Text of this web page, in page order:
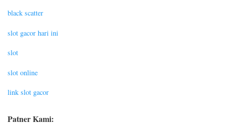
black scatter
slot gacor hari ini
slot
slot online
link slot gacor
Patner Kami: